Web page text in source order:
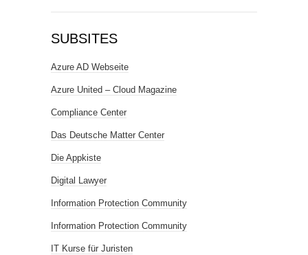
SUBSITES
Azure AD Webseite
Azure United – Cloud Magazine
Compliance Center
Das Deutsche Matter Center
Die Appkiste
Digital Lawyer
Information Protection Community
Information Protection Community
IT Kurse für Juristen